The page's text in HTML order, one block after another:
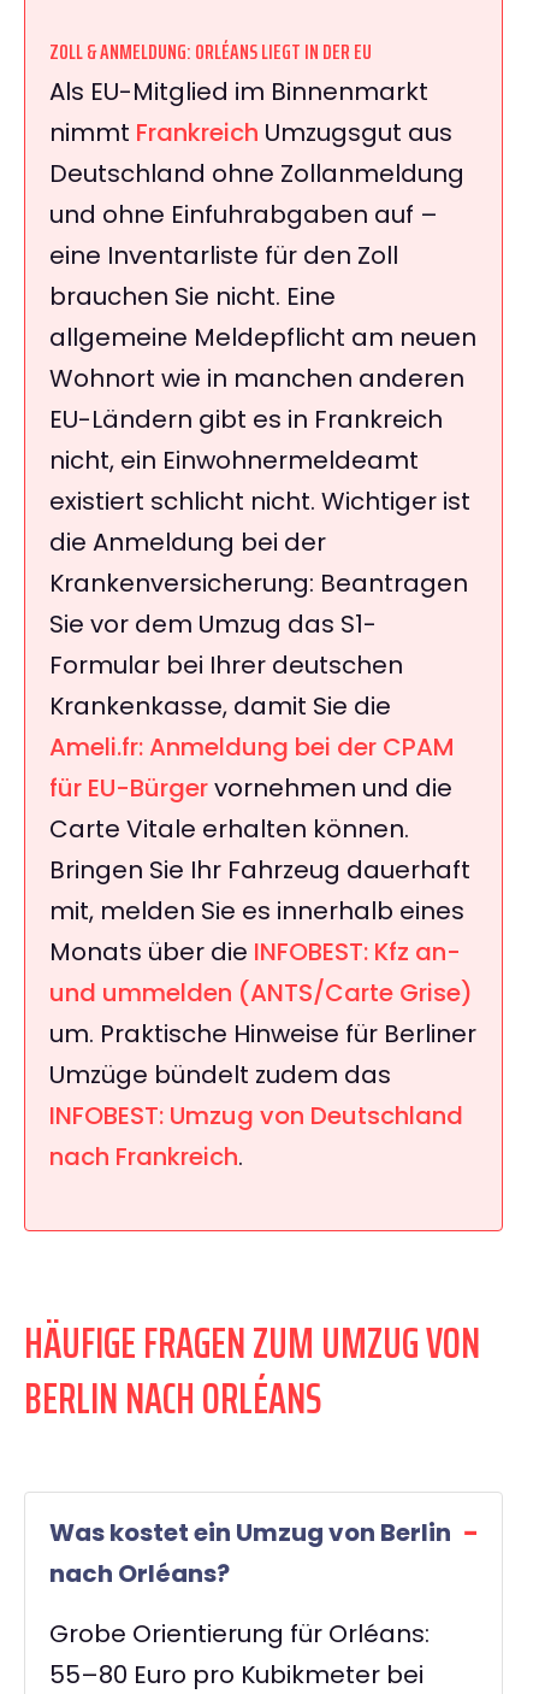
ZOLL & ANMELDUNG: ORLÉANS LIEGT IN DER EU
Als EU-Mitglied im Binnenmarkt
nimmt Frankreich Umzugsgut aus
Deutschland ohne Zollanmeldung
und ohne Einfuhrabgaben auf –
eine Inventarliste für den Zoll
brauchen Sie nicht. Eine
allgemeine Meldepflicht am neuen
Wohnort wie in manchen anderen
EU-Ländern gibt es in Frankreich
nicht, ein Einwohnermeldeamt
existiert schlicht nicht. Wichtiger ist
die Anmeldung bei der
Krankenversicherung: Beantragen
Sie vor dem Umzug das S1-
Formular bei Ihrer deutschen
Krankenkasse, damit Sie die
Ameli.fr: Anmeldung bei der CPAM
für EU-Bürgervornehmen und die
Carte Vitale erhalten können.
Bringen Sie Ihr Fahrzeug dauerhaft
mit, melden Sie es innerhalb eines
Monats über die INFOBEST: Kfz an-
und ummelden (ANTS/Carte Grise)
um. Praktische Hinweise für Berliner
Umzüge bündelt zudem das
INFOBEST: Umzug von Deutschland
nach Frankreich.
HÄUFIGE FRAGEN ZUM UMZUG VON
BERLIN NACH ORLÉANS
Was kostet ein Umzug von Berlin
nach Orléans?
Grobe Orientierung für Orléans:
55–80 Euro pro Kubikmeter bei